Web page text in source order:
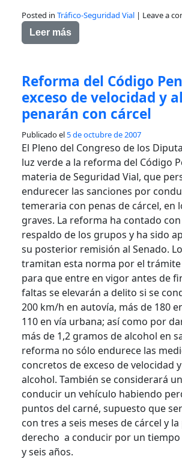
Posted in Tráfico-Seguridad Vial | Leave a
Leer más
Reforma del Código
exceso de velocidad y
penarán con cárcel
Publicado el5 de octubre de 2007
El Pleno del Congreso de los
luz verde a la reforma del Código
materia de Seguridad Vial, que
endurecer las sanciones por
temeraria con penas de cárcel, en
graves. La reforma ha contado
respaldo de los grupos y ha sido
su posterior remisión al Senado.
tramitan esta norma por el
para que entre en vigor antes de
faltas se elevarán a delito si se
200 km/h en autovía, más de 180
110 en vía urbana; así como por
más de 1,2 gramos de alcohol en
reforma no sólo endurece las
concretos de exceso de velocidad
alcohol. También se considerará
conducir un vehículo habiendo
puntos del carné, supuesto que
con tres a seis meses de cárcel y
derecho a conducir por un
y seis años.